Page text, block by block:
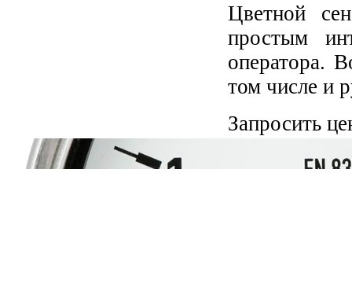
Цветной
простым
оператора.
том числе и
Запросить